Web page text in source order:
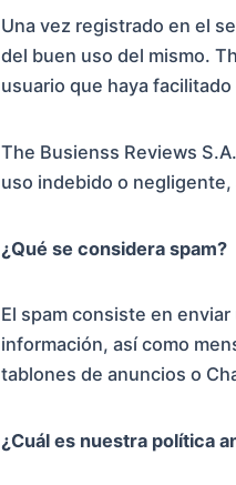
Una vez registrado en el
del buen uso del mismo.
usuario que haya
The Busienss Reviews
uso indebido o
¿Qué se considera spam?
El spam consiste en
información, así como
tablones de anuncios o
¿Cuál es nuestra política